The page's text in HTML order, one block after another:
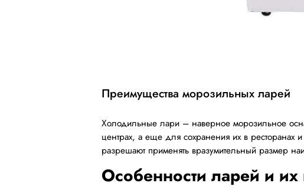
Преимущества морозильных ларей
Холодильные лари – наверное морозильное
центрах, а еще для сохранения их в
разрешают применять вразумительный размер
Особенности ларей и